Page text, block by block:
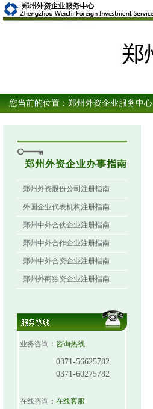
您当前的位置： 郑州外资企业服务中心
郑州外资企业办事指南
郑州外资股份公司注册指南
外国企业代表机构注册指南
郑州中外合伙企业注册指南
郑州中外合作企业注册指南
郑州中外合资企业注册指南
郑州外商独资企业注册指南
业务咨询： 咨询热线
0371-56625782
0371-60275782
在线咨询： 在线客服